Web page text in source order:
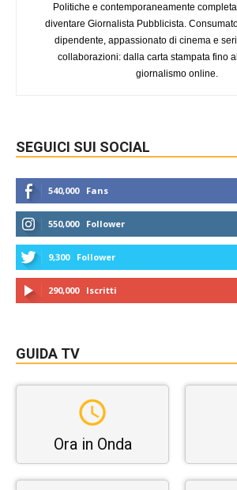
Politiche e contemporaneamente
diventare Giornalista Pubblicista.
dipendente, appassionato di cinema e
collaborazioni: dalla carta stampata fino
giornalismo online.
SEGUICI SUI SOCIAL
540,000 Fans
550,000 Follower
9,300 Follower
290,000 Iscritti
GUIDA TV
Ora in Onda